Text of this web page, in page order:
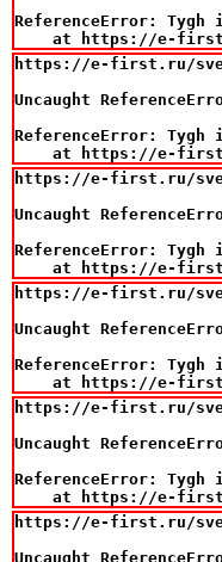
ReferenceError: Tygh
at https://e-
https://e-first.ru/sven-
Uncaught
ReferenceError: Tygh
at https://e-
https://e-first.ru/sven-
Uncaught
ReferenceError: Tygh
at https://e-
https://e-first.ru/sven-
Uncaught
ReferenceError: Tygh
at https://e-
https://e-first.ru/sven-
Uncaught
ReferenceError: Tygh
at https://e-
https://e-first.ru/sven-
Uncaught